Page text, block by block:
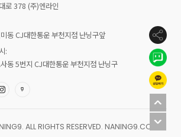
로 378 (주)엔라인
동 CJ대한통운 부천지점 난닝구앞
:
동 5번지 CJ대한통운 부천지점 난닝구
ALL RIGHTS RESERVED. NANING9.COM